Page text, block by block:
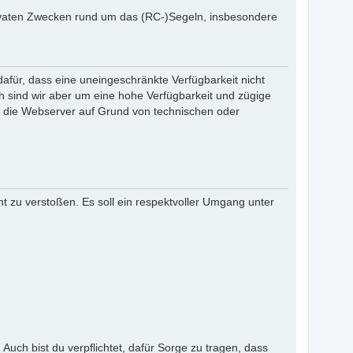
Zwecken rund um das (RC-)Segeln, insbesondere
dass eine uneingeschränkte Verfügbarkeit nicht
sind wir aber um eine hohe Verfügbarkeit und zügige
Webserver auf Grund von technischen oder
zu verstoßen. Es soll ein respektvoller Umgang unter
bist du verpflichtet, dafür Sorge zu tragen, dass